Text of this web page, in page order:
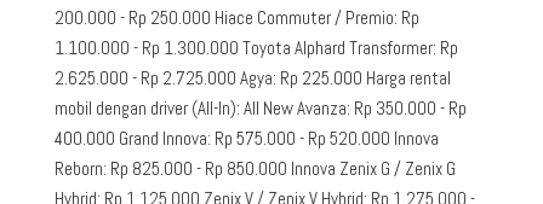
200.000 - Rp 250.000 Hiace Commuter / Premio: Rp
1.100.000 - Rp 1.300.000 Toyota Alphard Transformer: Rp
2.625.000 - Rp 2.725.000 Agya: Rp 225.000 Harga rental
mobil dengan driver (All-In): All New Avanza: Rp 350.000 - Rp
400.000 Grand Innova: Rp 575.000 - Rp 520.000 Innova
Reborn: Rp 825.000 - Rp 850.000 Innova Zenix G / Zenix G
Hybrid: Rp 1.125.000 Zenix V / Zenix V Hybrid: Rp 1.275.000 -